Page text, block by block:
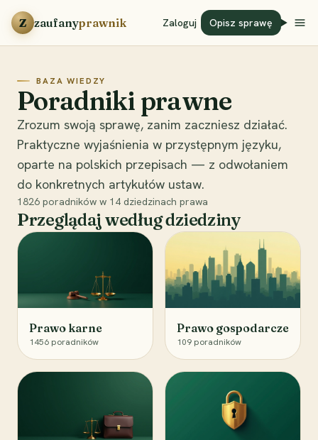
Przejdź do treści
Z zaufanyprawnik Zaloguj Opisz sprawę
BAZA WIEDZY
Poradniki prawne
Zrozum swoją sprawę, zanim zaczniesz działać.
Praktyczne wyjaśnienia w przystępnym języku,
oparte na polskich przepisach — z odwołaniem
do konkretnych artykułów ustaw.
1826 poradników w 14 dziedzinach prawa
Przeglądaj według dziedziny
Prawo karne
1456 poradników
Prawo gospodarcze
109 poradników